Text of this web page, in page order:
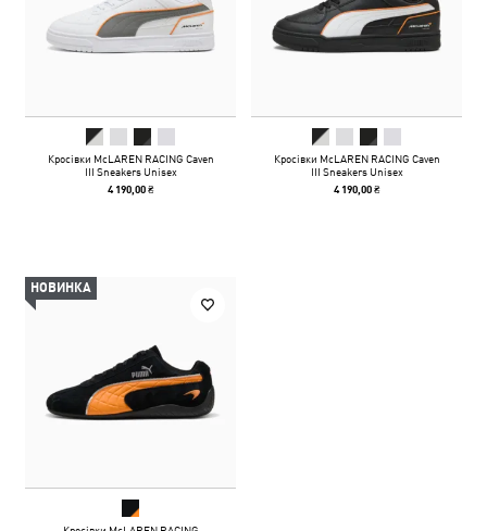
Кросівки McLAREN RACING Caven
III Sneakers Unisex
4 190,00 ₴
Кросівки McLAREN RACING Caven
III Sneakers Unisex
4 190,00 ₴
НОВИНКА